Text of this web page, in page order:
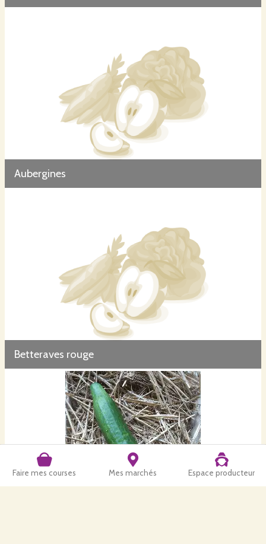
Faire mes courses Mes marchés Espace producteur
Aubergines
Betteraves rouge